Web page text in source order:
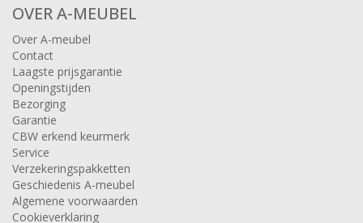
OVER A-MEUBEL
Over A-meubel
Contact
Laagste prijsgarantie
Openingstijden
Bezorging
Garantie
CBW erkend keurmerk
Service
Verzekeringspakketten
Geschiedenis A-meubel
Algemene voorwaarden
Cookieverklaring